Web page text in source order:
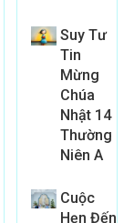
Suy Tư
Tin
Mừng
Chúa
Nhật 14
Thường
Niên A
Cuộc
Hẹn Đến